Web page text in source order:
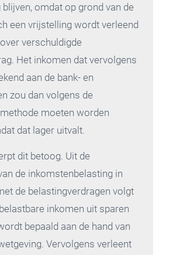
omdat op grond van de
een vrijstelling wordt verleend
verschuldigde
Het inkomen dat vervolgens
aan de bank- en
zou dan volgens de
moeten worden
dat lager uitvalt.
dit betoog. Uit de
de inkomstenbelasting in
de belastingverdragen volgt
inkomen uit sparen
bepaald aan de hand van
Vervolgens verleent